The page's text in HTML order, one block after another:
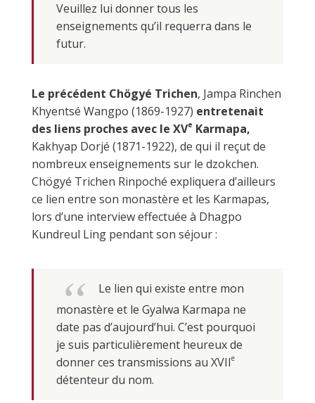
Veuillez lui donner tous les
enseignements qu’il requerra dans le
futur.
Le précédent Chögyé Trichen, Jampa Rinchen
Khyentsé Wangpo (1869-1927) entretenait
des liens proches avec le XVe Karmapa,
Kakhyap Dorjé (1871-1922), de qui il reçut de
nombreux enseignements sur le dzokchen.
Chögyé Trichen Rinpoché expliquera d’ailleurs
ce lien entre son monastère et les Karmapas,
lors d’une interview effectuée à Dhagpo
Kundreul Ling pendant son séjour :
Le lien qui existe entre mon
monastère et le Gyalwa Karmapa ne
date pas d’aujourd’hui. C’est pourquoi
je suis particulièrement heureux de
donner ces transmissions au XVIIe
détenteur du nom.